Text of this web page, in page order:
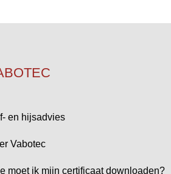
en hijsadvies
Vabotec
moet ik mijn certificaat downloaden?